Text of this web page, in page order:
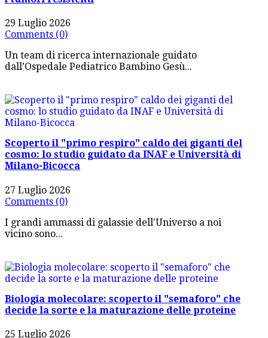
29 Luglio 2026
Comments (0)
Un team di ricerca internazionale guidato
dall’Ospedale Pediatrico Bambino Gesù...
Scoperto il "primo respiro" caldo dei giganti del
cosmo: lo studio guidato da INAF e Università di
Milano-Bicocca
27 Luglio 2026
Comments (0)
I grandi ammassi di galassie dell'Universo a noi
vicino sono...
Biologia molecolare: scoperto il "semaforo" che
decide la sorte e la maturazione delle proteine
25 Luglio 2026